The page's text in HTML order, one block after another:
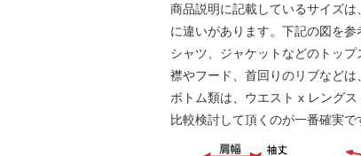
商品説明に記載しているサイズ
に違いがあります。下記の図を参
シャツ、ジャケットなどのトッ
襟やフード、首回りのリブなど
ボトム類は、ウエスト x レング
比較検討して頂くのが一番確実で